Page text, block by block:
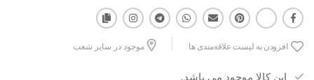
افزودن به لیست علاقه‌مندی ها موجود در سایر شعب
این کالا موجود می باشد.